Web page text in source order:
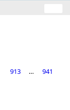
913 … 941